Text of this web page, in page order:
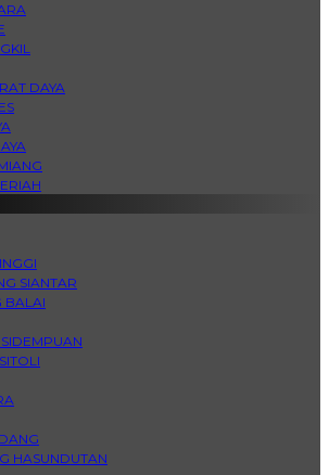
DAYA
SIANTAR
BALAI
HASUNDUTAN